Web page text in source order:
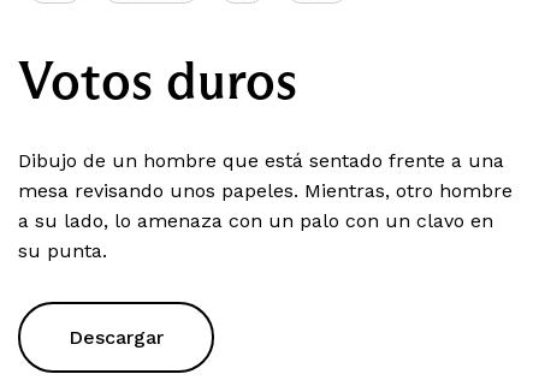
Votos duros
Dibujo de un hombre que está sentado frente a una
mesa revisando unos papeles. Mientras, otro hombre
a su lado, lo amenaza con un palo con un clavo en
su punta.
Descargar